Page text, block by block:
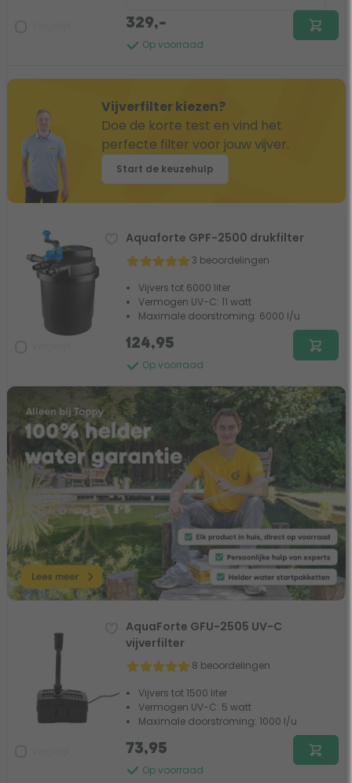
Op voorraad
329,-
Aquaforte GPF-2500 drukfilter
3 beoordelingen
Vijvers tot 6000 liter
Vermogen UV-C: 11 watt
Maximale doorstroming: 6000 l/u
Op voorraad
124,95
AquaForte GFU-2505 UV-C
vijverfilter
8 beoordelingen
Vijvers tot 1500 liter
Vermogen UV-C: 5 watt
Maximale doorstroming: 1000 l/u
Op voorraad
73,95
Vijverfilter kiezen?
Doe de korte test en vind het
perfecte filter voor jouw vijver.
Start de keuzehulp